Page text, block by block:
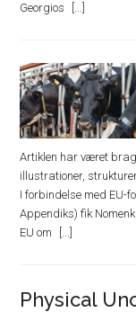
Georgios
Artiklen har været
illustrationer,
I forbindelse med EU-
Appendiks) fik
EU om
Physical